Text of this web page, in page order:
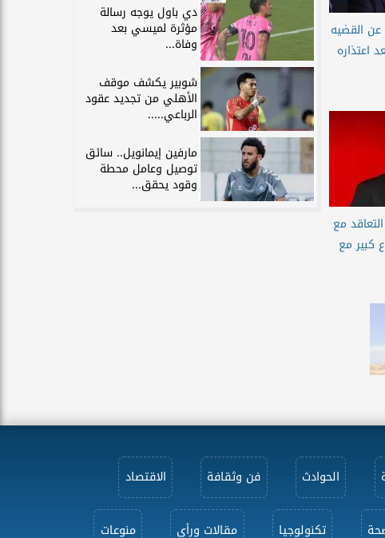
القضيه
اعتذاره
مع
كبير مع
دي باول يوجه رسالة
مؤثرة لميسي بعد
وفاة...
شوبير يكشف موقف
الأهلي من تجديد عقود
الرباعي.....
مارفين إيمانويل.. سائق
توصيل وعامل محطة
وقود يحقق...
الحوادث فن وثقافة الاقتصاد
تكنولوجيا مقالات ورأى منوعات